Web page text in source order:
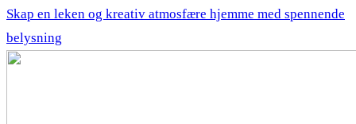
Skap en leken og kreativ atmosfære hjemme med spennende
belysning